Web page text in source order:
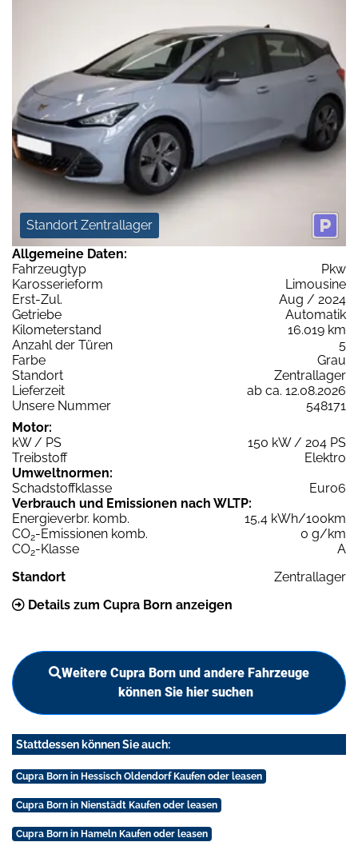
Standort Zentrallager
Allgemeine Daten:
Fahrzeugtyp
Pkw
Karosserieform
Limousine
Erst-Zul.
Aug / 2024
Getriebe
Automatik
Kilometerstand
16.019 km
Anzahl der Türen
5
Farbe
Grau
Standort
Zentrallager
Lieferzeit
ab ca. 12.08.2026
Unsere Nummer
548171
Motor:
kW / PS
150 kW / 204 PS
Treibstoff
Elektro
Umweltnormen:
Schadstoffklasse
Euro6
Verbrauch und Emissionen nach WLTP:
Energieverbr. komb.
15,4 kWh/100km
CO2-Emissionen komb.
0 g/km
CO2-Klasse
A
Standort
Zentrallager
Details zum Cupra Born anzeigen
Weitere Cupra Born und andere Fahrzeuge
können Sie hier suchen
Stattdessen können Sie auch:
Cupra Born in Hessisch Oldendorf Kaufen oder leasen
Cupra Born in Nienstädt Kaufen oder leasen
Cupra Born in Hameln Kaufen oder leasen